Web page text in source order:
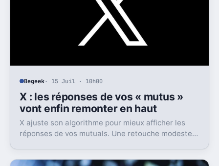
Begeek· 15 Juil · 10h00
X : les réponses de vos « mutus »
vont enfin remonter en haut
X ajuste son algorithme pour mieux afficher les
réponses de vos mutuals. Une retouche modeste